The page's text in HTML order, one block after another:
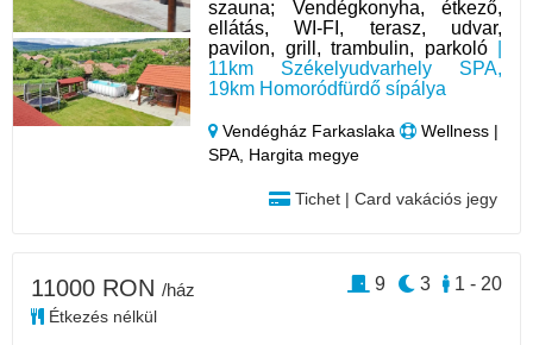
szauna; Vendégkonyha, étkező,
ellátás, WI-FI, terasz, udvar,
pavilon, grill, trambulin, parkoló|
11km Székelyudvarhely SPA,
19km Homoródfürdő sípálya
Vendégház Farkaslaka
Wellness |
SPA, Hargita megye
Tichet | Card vakációs jegy
11000 RON /ház
Étkezés nélkül
1 - 20
3
9